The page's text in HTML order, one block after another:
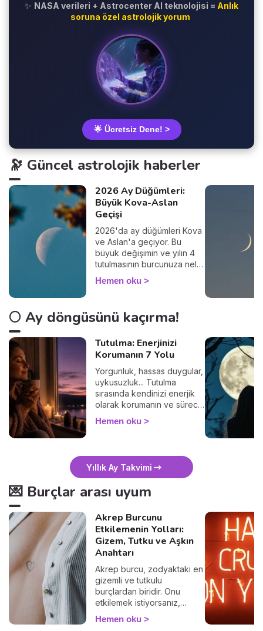
✨ NASA verileri + Astrocenter AI teknolojisi = Anlık
soruna özel astrolojik yorum
🌟 Ücretsiz Dene! >
🔭 Güncel astrolojik haberler
2026 Ay Düğümleri:
Büyük Kova-Aslan
Geçişi
2026'da ay düğümleri Kova
ve Aslan'a geçiyor. Bu
büyük değişimin ve yılın 4
tutulmasının burcunuza neler
getireceğini keşfedin.
Hemen oku
🌕 Ay döngüsünü kaçırma!
Tutulma: Enerjinizi
Korumanın 7 Yolu
Yorgunluk, hassas duygular,
uykusuzluk... Tutulma
sırasında kendinizi enerjik
olarak korumanın ve süreci
sakin geçirmenin 7 basit
yolunu keşfedin. 🛡️🌒
Hemen oku
Yıllık Ay Takvimi
💌 Burçlar arası uyum
Akrep Burcunu
Etkilemenin Yolları:
Gizem, Tutku ve Aşkın
Anahtarı
Akrep burcu, zodyaktaki en
gizemli ve tutkulu
burçlardan biridir. Onu
etkilemek istiyorsanız,
sıradan yaklaşımlardan uzak
durmalısınız. Akrep, derin
Hemen oku